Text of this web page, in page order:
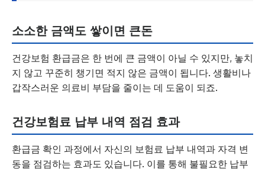
소소한 금액도 쌓이면 큰돈
건강보험 환급금은 한 번에 큰 금액이 아닐 수 있지만, 놓치
지 않고 꾸준히 챙기면 적지 않은 금액이 됩니다. 생활비나
갑작스러운 의료비 부담을 줄이는 데 도움이 되죠.
건강보험료 납부 내역 점검 효과
환급금 확인 과정에서 자신의 보험료 납부 내역과 자격 변
동을 점검하는 효과도 있습니다. 이를 통해 불필요한 납부